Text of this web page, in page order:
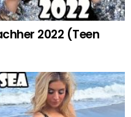
2022 (Teen